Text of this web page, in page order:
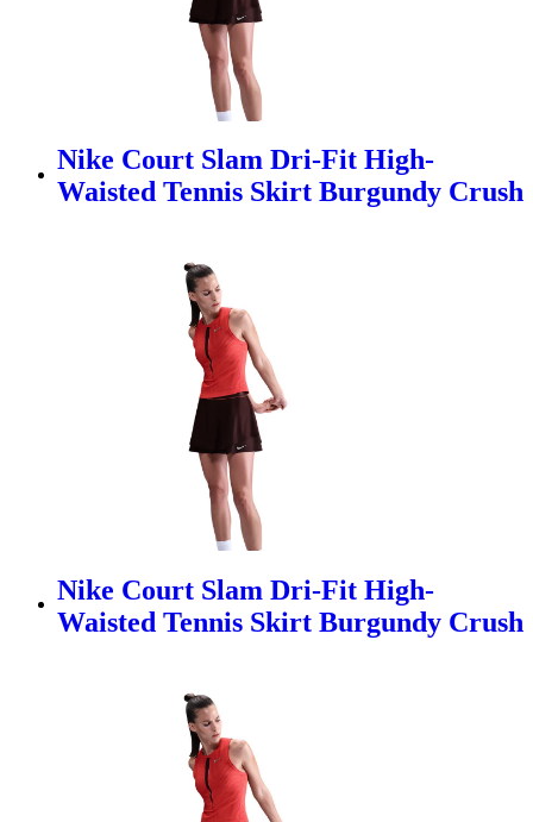
Nike Court Slam Dri-Fit High-
Waisted Tennis Skirt Burgundy Crush
Nike Court Slam Dri-Fit High-
Waisted Tennis Skirt Burgundy Crush